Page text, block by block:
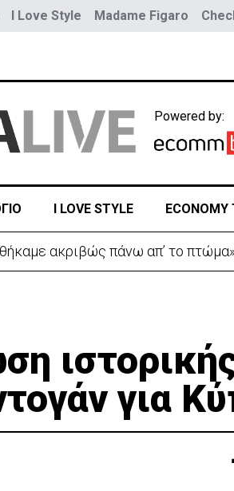
I Love Style Madame Figaro
Powered by:
I LOVE STYLE ECONOMY
ακριβώς πάνω απ’ το
για